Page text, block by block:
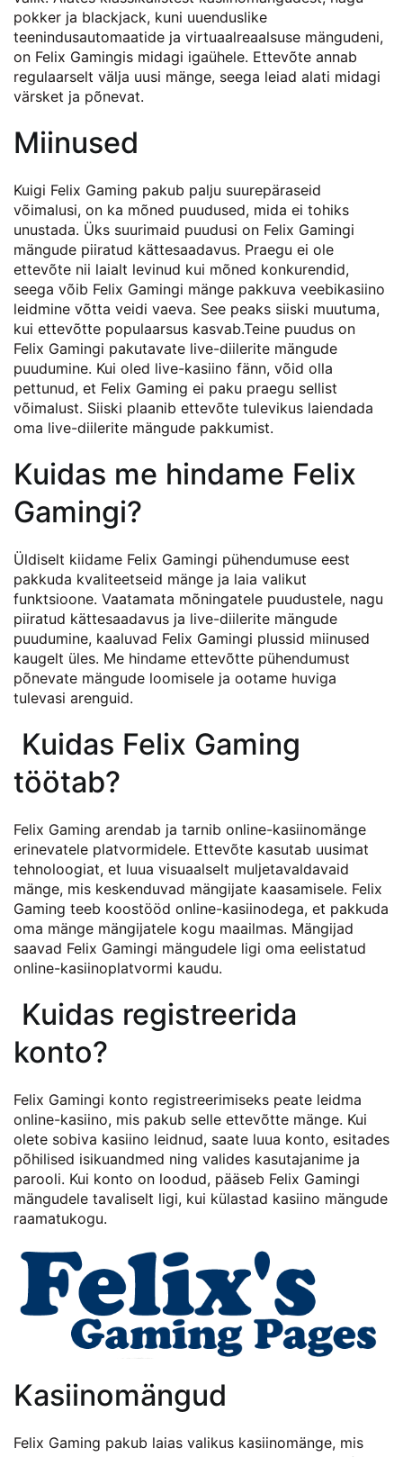
pokker ja blackjack, kuni uuenduslike
teenindusautomaatide ja virtuaalreaalsuse mängudeni,
on Felix Gamingis midagi igaühele. Ettevõte annab
regulaarselt välja uusi mänge, seega leiad alati midagi
värsket ja põnevat.
Miinused
Kuigi Felix Gaming pakub palju suurepäraseid
võimalusi, on ka mõned puudused, mida ei tohiks
unustada. Üks suurimaid puudusi on Felix Gamingi
mängude piiratud kättesaadavus. Praegu ei ole
ettevõte nii laialt levinud kui mõned konkurendid,
seega võib Felix Gamingi mänge pakkuva veebikasiino
leidmine võtta veidi vaeva. See peaks siiski muutuma,
kui ettevõtte populaarsus kasvab.Teine puudus on
Felix Gamingi pakutavate live-diilerite mängude
puudumine. Kui oled live-kasiino fänn, võid olla
pettunud, et Felix Gaming ei paku praegu sellist
võimalust. Siiski plaanib ettevõte tulevikus laiendada
oma live-diilerite mängude pakkumist.
Kuidas me hindame Felix
Gamingi?
Üldiselt kiidame Felix Gamingi pühendumuse eest
pakkuda kvaliteetseid mänge ja laia valikut
funktsioone. Vaatamata mõningatele puudustele, nagu
piiratud kättesaadavus ja live-diilerite mängude
puudumine, kaaluvad Felix Gamingi plussid miinused
kaugelt üles. Me hindame ettevõtte pühendumust
põnevate mängude loomisele ja ootame huviga
tulevasi arenguid.
Kuidas Felix Gaming
töötab?
Felix Gaming arendab ja tarnib online-kasiinomänge
erinevatele platvormidele. Ettevõte kasutab uusimat
tehnoloogiat, et luua visuaalselt muljetavaldavaid
mänge, mis keskenduvad mängijate kaasamisele. Felix
Gaming teeb koostööd online-kasiinodega, et pakkuda
oma mänge mängijatele kogu maailmas. Mängijad
saavad Felix Gamingi mängudele ligi oma eelistatud
online-kasiinoplatvormi kaudu.
Kuidas registreerida
konto?
Felix Gamingi konto registreerimiseks peate leidma
online-kasiino, mis pakub selle ettevõtte mänge. Kui
olete sobiva kasiino leidnud, saate luua konto, esitades
põhilised isikuandmed ning valides kasutajanime ja
parooli. Kui konto on loodud, pääseb Felix Gamingi
mängudele tavaliselt ligi, kui külastad kasiino mängude
raamatukogu.
Kasiinomängud
Felix Gaming pakub laias valikus kasiinomänge, mis